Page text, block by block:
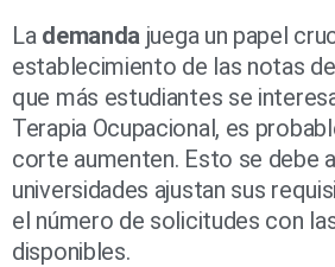
La demanda juega un papel
establecimiento de las notas
que más estudiantes se
Terapia Ocupacional, es
corte aumenten. Esto se debe
universidades ajustan sus
el número de solicitudes con
disponibles.